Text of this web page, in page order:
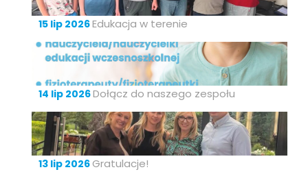
15 lip 2026Edukacja w terenie
14 lip 2026Dołącz do naszego zespołu
13 lip 2026 Gratulacje!